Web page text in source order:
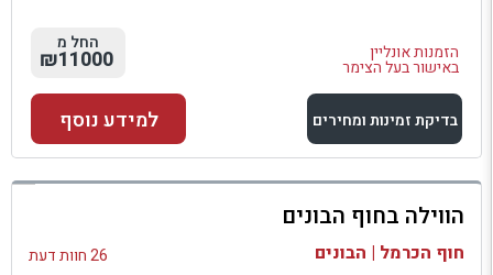
הזמנות אונליין
באישור בעל הצימר
החל מ
₪11000
בדיקת זמינות ומחירים
למתחם זה
בדיקת זמינות ומחירים
למידע נוסף
הווילה בחוף הבונים
חוף הכרמל | הבונים 26 חוות דעת